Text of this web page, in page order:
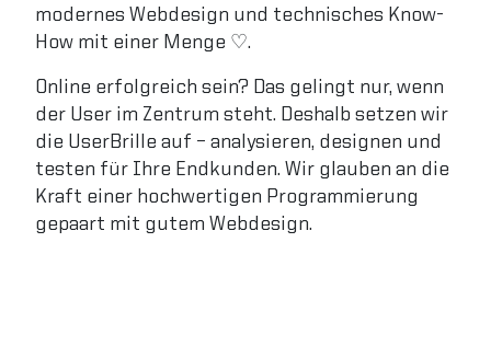
modernes Webdesign und technisches Know-
How mit einer Menge ♡.
Online erfolgreich sein? Das gelingt nur, wenn
der User im Zentrum steht. Deshalb setzen wir
die UserBrille auf – analysieren, designen und
testen für Ihre Endkunden. Wir glauben an die
Kraft einer hochwertigen Programmierung
gepaart mit gutem Webdesign.